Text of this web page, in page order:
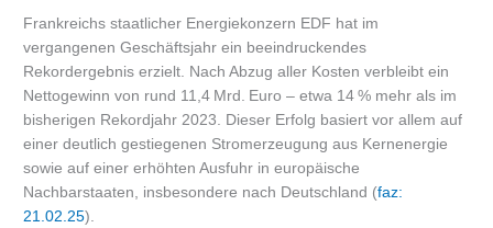
Frankreichs staatlicher Energiekonzern EDF hat im
vergangenen Geschäftsjahr ein beeindruckendes
Rekordergebnis erzielt. Nach Abzug aller Kosten verbleibt ein
Nettogewinn von rund 11,4 Mrd. Euro – etwa 14 % mehr als im
bisherigen Rekordjahr 2023. Dieser Erfolg basiert vor allem auf
einer deutlich gestiegenen Stromerzeugung aus Kernenergie
sowie auf einer erhöhten Ausfuhr in europäische
Nachbarstaaten, insbesondere nach Deutschland (faz:
21.02.25).